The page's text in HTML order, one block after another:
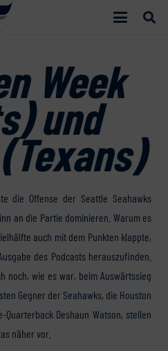
Week
und
die Offense der Seattle Seahawks
an die Partie dominieren. Warum es
auch mit dem Punkten klappte,
des Podcasts herauszufinden.
noch, wie es war, beim Auswärtssieg
Gegner der Seahawks, die Houston
Deshaun Watson, stellen
näher vor.